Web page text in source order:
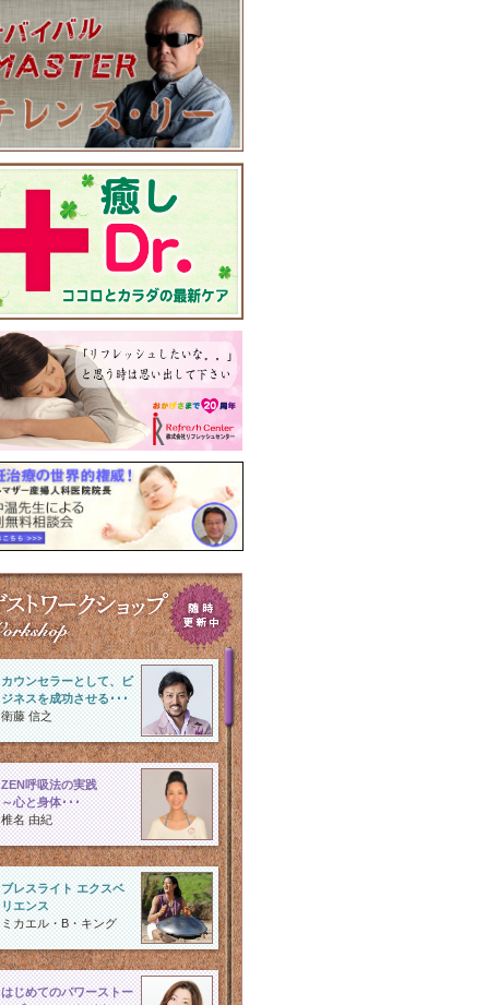
カウンセラーとして、ビ
ジネスを成功させる･･･
衛藤 信之
ZEN呼吸法の実践
～心と身体･･･
椎名 由紀
ブレスライト エクスベ
リエンス
ミカエル・B・キング
はじめてのパワーストー